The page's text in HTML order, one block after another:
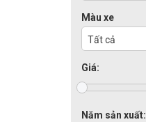
Màu xe
Tất cả
Giá:
Năm sản xuất: